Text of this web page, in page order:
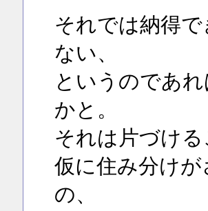
それでは納得
ない、
というのであ
かと。
それは片づけ
仮に住み分け
の、